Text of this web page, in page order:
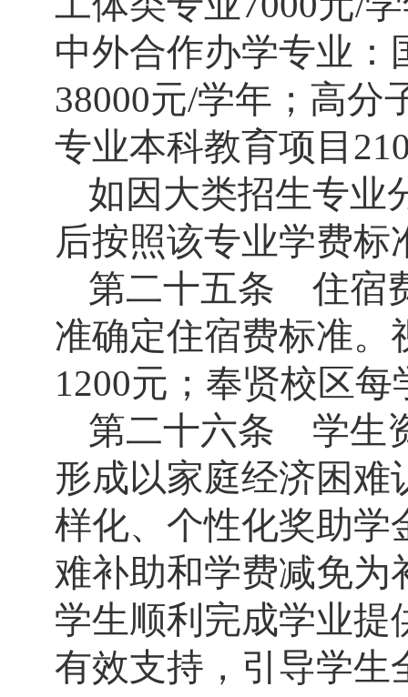
中外合作办学专业：
38000元/学年；高分
专业本科教育项目
如因大类招生专业
后按照该专业学费标
第二十五条 住宿
准确定住宿费标准。
1200元；奉贤校区每
第二十六条 学生
形成以家庭经济困难
样化、个性化奖助学
难补助和学费减免为
学生顺利完成学业提
有效支持，引导学生